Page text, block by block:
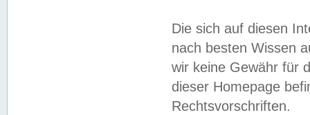
Die sich auf diesen
nach besten Wissen
wir keine Gewähr für
dieser Homepage
Rechtsvorschriften.